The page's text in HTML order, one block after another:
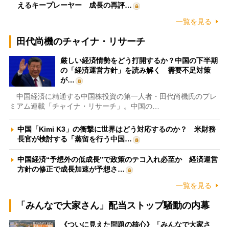
えるキープレーヤー 成長の再評…
一覧を見る
田代尚機のチャイナ・リサーチ
厳しい経済情勢をどう打開するか？中国の下半期
の「経済運営方針」を読み解く 需要不足対策
が…
中国経済に精通する中国株投資の第一人者・田代尚機氏のプレ
ミアム連載「チャイナ・リサーチ」。中国の…
中国「Kimi K3」の衝撃に世界はどう対応するのか？ 米財務
長官が検討する「蒸留を行う中国…
中国経済“予想外の低成長”で政策のテコ入れ必至か 経済運営
方針の修正で成長加速が予想さ…
一覧を見る
「みんなで大家さん」配当ストップ騒動の内幕
《ついに見えた問題の核心》「みんなで大家さ